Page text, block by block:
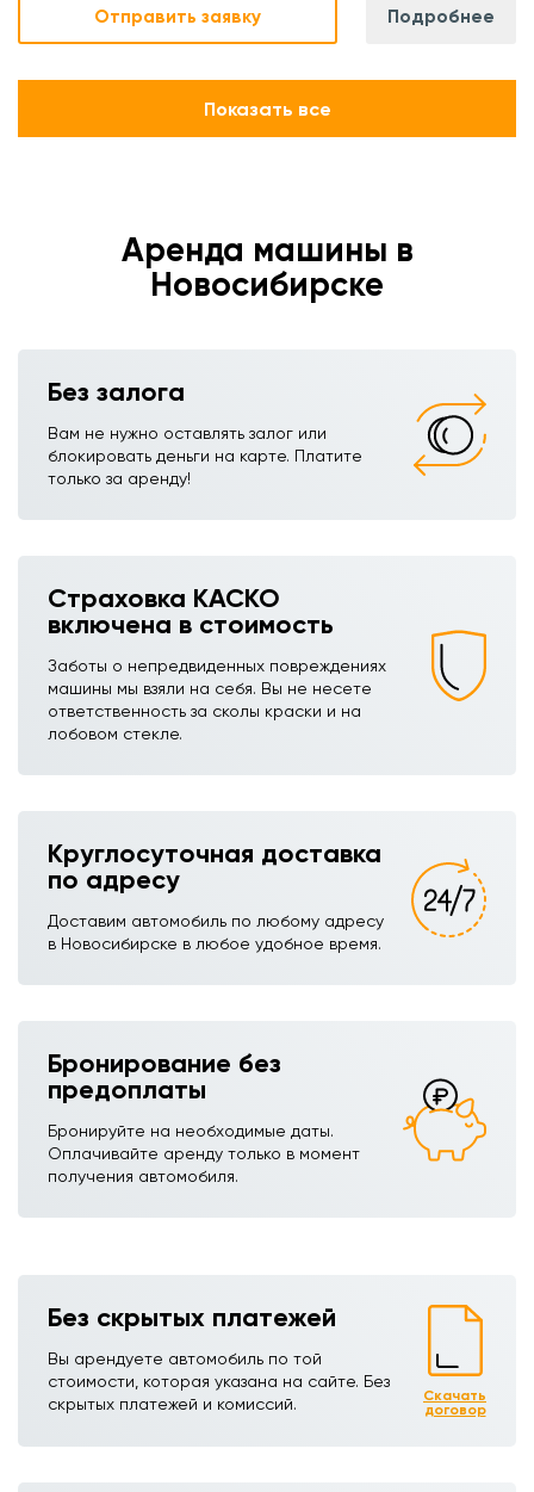
Отправить заявку Подробнее
Показать все
Аренда машины в
Новосибирске
Без залога
Вам не нужно оставлять залог или
блокировать деньги на карте. Платите
только за аренду!
Страховка КАСКО
включена в стоимость
Заботы о непредвиденных повреждениях
машины мы взяли на себя. Вы не несете
ответственность за сколы краски и на
лобовом стекле.
Круглосуточная доставка
по адресу
Доставим автомобиль по любому адресу
в Новосибирске в любое удобное время.
Бронирование без
предоплаты
Бронируйте на необходимые даты.
Оплачивайте аренду только в момент
получения автомобиля.
Без скрытых платежей
Вы арендуете автомобиль по той
стоимости, которая указана на сайте. Без
скрытых платежей и комиссий.
Скачать
договор